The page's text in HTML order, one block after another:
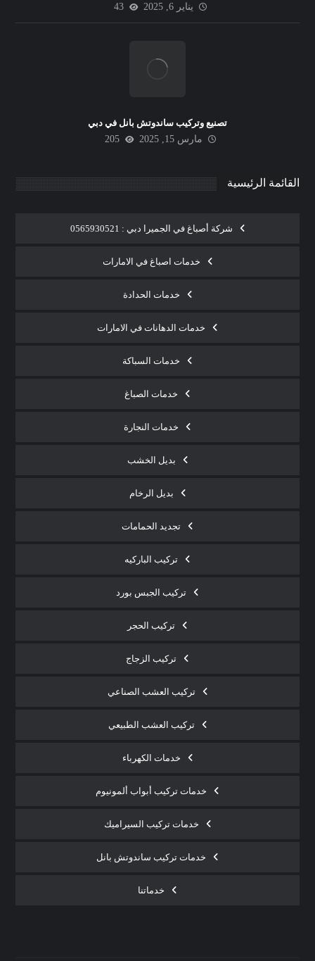
يناير 6, 2025
43
تصنيع وتركيب ساندوتش بانل في دبي
مارس 15, 2025
205
القائمة الرئيسية
شركة أصباغ في الجميرا دبي : 0565930521
خدمات اصباغ في الامارات
خدمات الحدادة
خدمات الدهانات في الامارات
خدمات السباكة
خدمات الصباغ
خدمات النجارة
بديل الخشب
بديل الرخام
تجديد الحمامات
تركيب الباركيه
تركيب الجبس بورد
تركيب الحجر
تركيب الزجاج
تركيب العشب الصناعي
تركيب العشب الطبيعي
خدمات الكهرباء
خدمات تركيب أبواب ألمونيوم
خدمات تركيب السيراميك
خدمات تركيب ساندوتش بانل
خدماتنا